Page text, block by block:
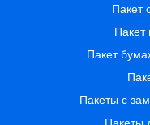
Пакет
Пакет
Пакет
Пакеты с